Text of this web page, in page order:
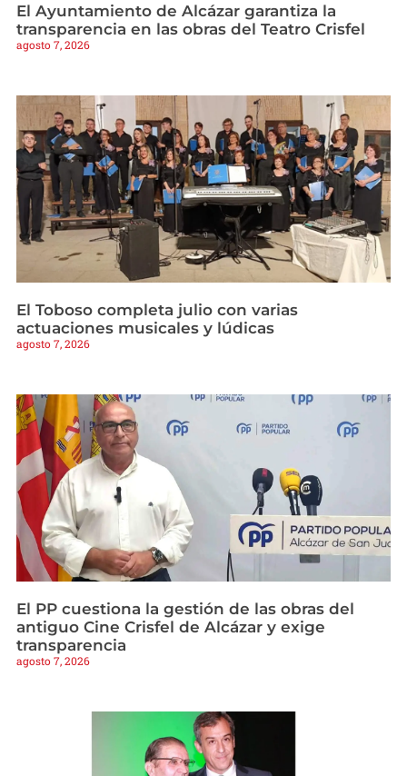
El Ayuntamiento de Alcázar garantiza la
transparencia en las obras del Teatro Crisfel
agosto 7, 2026
El Toboso completa julio con varias
actuaciones musicales y lúdicas
agosto 7, 2026
El PP cuestiona la gestión de las obras del
antiguo Cine Crisfel de Alcázar y exige
transparencia
agosto 7, 2026